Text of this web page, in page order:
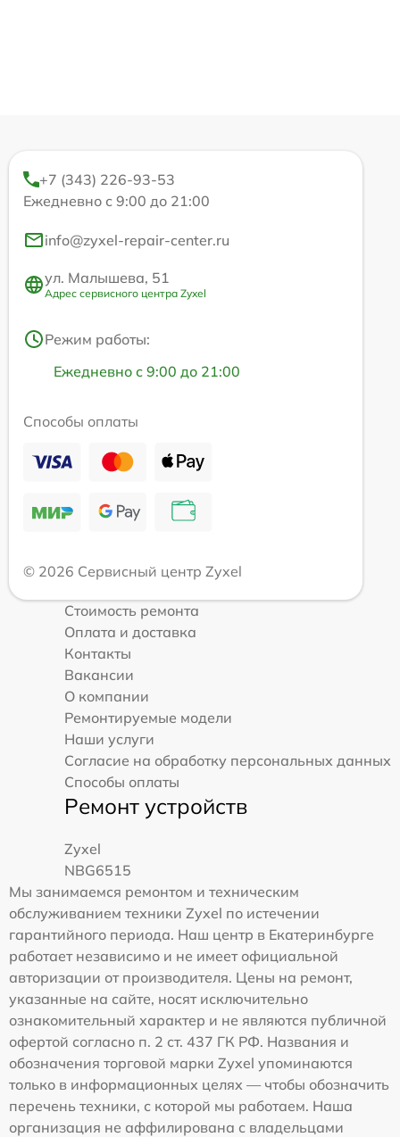
+7 (343) 226-93-53
Ежедневно с 9:00 до 21:00
info@zyxel-repair-center.ru
ул. Малышева, 51
Адрес сервисного центра Zyxel
Режим работы:
Ежедневно с 9:00 до 21:00
Способы оплаты
© 2026 Сервисный центр Zyxel
Стоимость ремонта
Оплата и доставка
Контакты
Вакансии
О компании
Ремонтируемые модели
Наши услуги
Согласие на обработку персональных данных
Способы оплаты
Ремонт устройств
Zyxel
NBG6515
Мы занимаемся ремонтом и техническим
обслуживанием техники Zyxel по истечении
гарантийного периода. Наш центр в Екатеринбурге
работает независимо и не имеет официальной
авторизации от производителя. Цены на ремонт,
указанные на сайте, носят исключительно
ознакомительный характер и не являются публичной
офертой согласно п. 2 ст. 437 ГК РФ. Названия и
обозначения торговой марки Zyxel упоминаются
только в информационных целях — чтобы обозначить
перечень техники, с которой мы работаем. Наша
организация не аффилирована с владельцами